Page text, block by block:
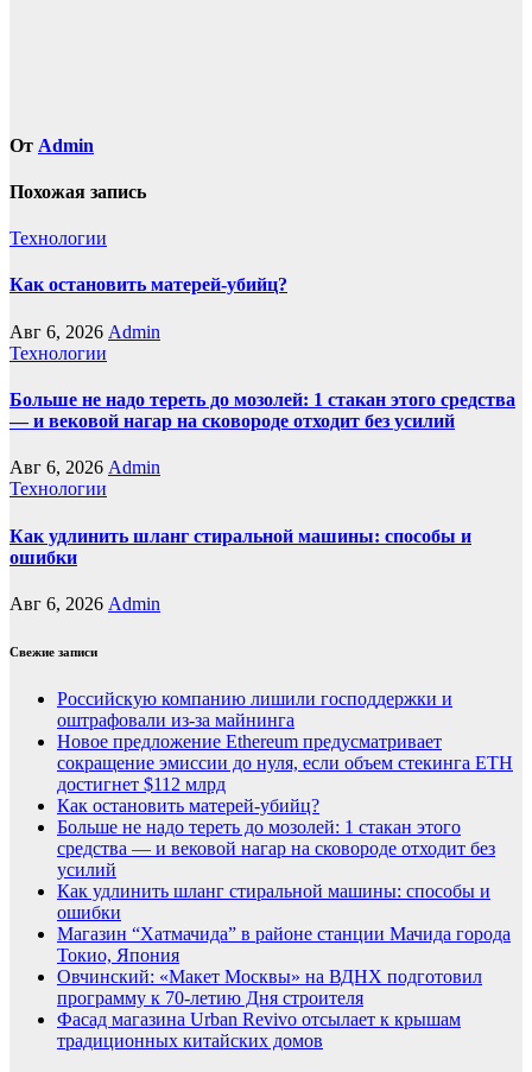
От Admin
Похожая запись
Технологии
Как остановить матерей-убийц?
Авг 6, 2026 Admin
Технологии
Больше не надо тереть до мозолей: 1 стакан этого средства
— и вековой нагар на сковороде отходит без усилий
Авг 6, 2026 Admin
Технологии
Как удлинить шланг стиральной машины: способы и
ошибки
Авг 6, 2026 Admin
Свежие записи
Российскую компанию лишили господдержки и
оштрафовали из-за майнинга
Новое предложение Ethereum предусматривает
сокращение эмиссии до нуля, если объем стекинга ETH
достигнет $112 млрд
Как остановить матерей-убийц?
Больше не надо тереть до мозолей: 1 стакан этого
средства — и вековой нагар на сковороде отходит без
усилий
Как удлинить шланг стиральной машины: способы и
ошибки
Магазин “Хатмачида” в районе станции Мачида города
Токио, Япония
Овчинский: «Макет Москвы» на ВДНХ подготовил
программу к 70-летию Дня строителя
Фасад магазина Urban Revivo отсылает к крышам
традиционных китайских домов